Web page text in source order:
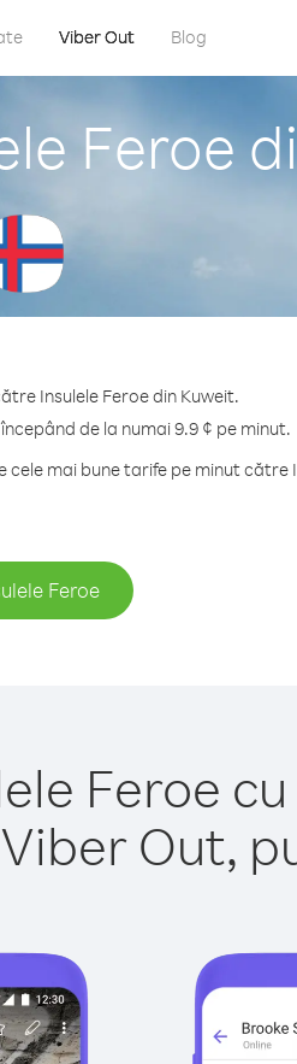
Viber Out Blog
Feroe
Insulele Feroe din Kuweit.
de la numai 9.9 ¢ pe minut.
mai bune tarife pe minut către
Feroe
Feroe
Out,